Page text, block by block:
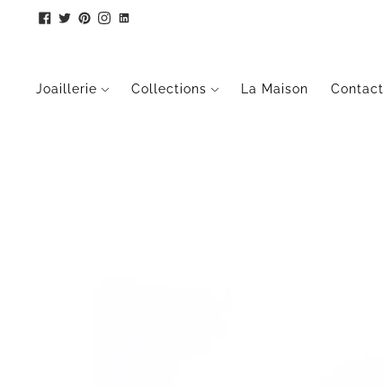
Joaillerie Collections La Maison Contact